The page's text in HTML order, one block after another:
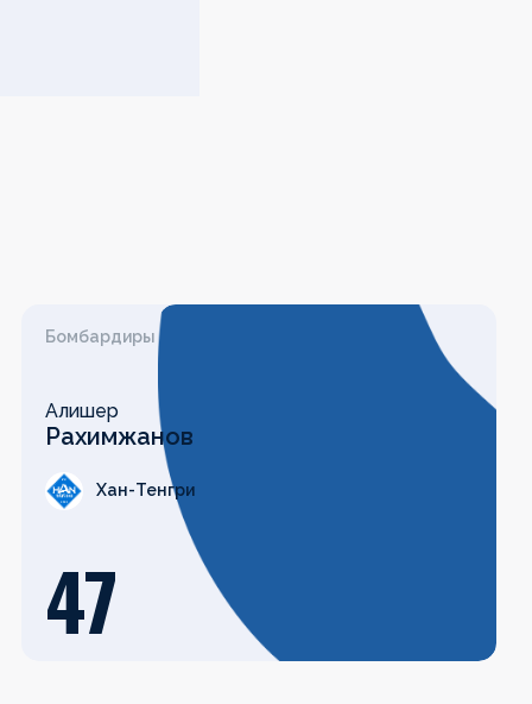
Бомбардиры
Алишер
Рахимжанов
Хан-Тенгри
47